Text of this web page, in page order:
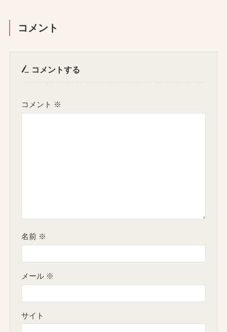
コメント
コメントする
コメント ※
名前 ※
メール ※
サイト